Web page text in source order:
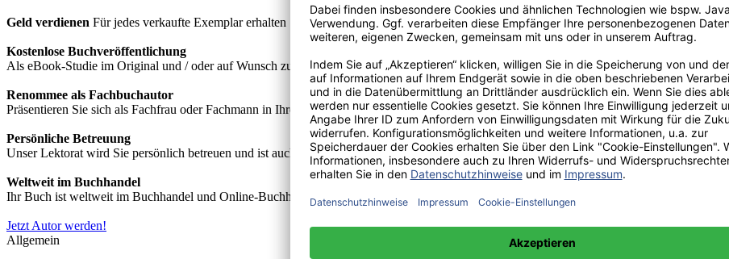
Geld verdienen Für jedes verkaufte Exemplar erhalten Sie Autorenhonorar - bis zu 40%.
Kostenlose Buchveröffentlichung
Als eBook-Studie im Original und / oder auf Wunsch zusätzlich als hochwertiges Fachbuch in unserem renommierten Buchverlag.
Renommee als Fachbuchautor
Präsentieren Sie sich als Fachfrau oder Fachmann in Ihrem Fachgebiet und machen Sie sich bekannt.
Persönliche Betreuung
Unser Lektorat wird Sie persönlich betreuen und ist auch telefonisch unter +49(0)176-85996762 erreichbar.
Weltweit im Buchhandel
Ihr Buch ist weltweit im Buchhandel und Online-Buchhandel wie z.B. amazon erhältlich.
Jetzt Autor werden!
Allgemein